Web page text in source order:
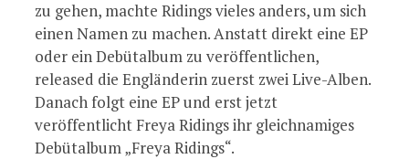
zu gehen, machte Ridings vieles anders, um sich
einen Namen zu machen. Anstatt direkt eine EP
oder ein Debütalbum zu veröffentlichen,
released die Engländerin zuerst zwei Live-Alben.
Danach folgt eine EP und erst jetzt
veröffentlicht Freya Ridings ihr gleichnamiges
Debütalbum „Freya Ridings“.